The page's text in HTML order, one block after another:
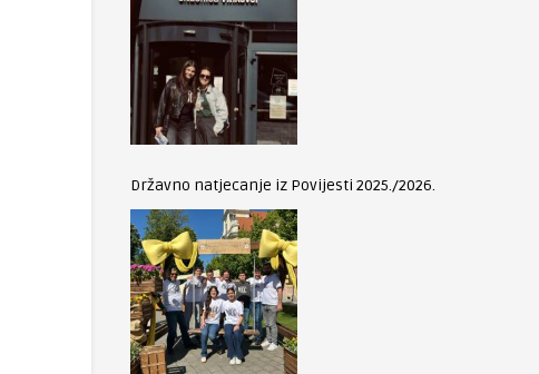
Državno natjecanje iz Povijesti 2025./2026.